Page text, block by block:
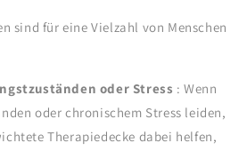
sind für eine Vielzahl von Menschen
oder Stress : Wenn
oder chronischem Stress leiden,
Therapiedecke dabei helfen,